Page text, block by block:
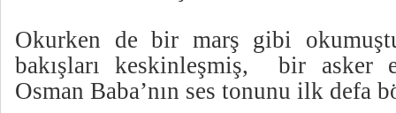
Okurken de bir marş gibi
bakışları keskinleşmiş, bir asker
Osman Baba’nın ses tonunu ilk defa